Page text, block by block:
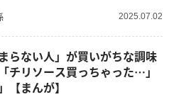
2025.07.02
らない人」が買いがちな調味
チリソース買っちゃった…」
【まんが】